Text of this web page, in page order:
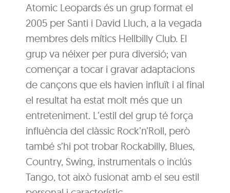
Atomic Leopards és un grup format el
2005 per Santi i David Lluch, a la vegada
membres dels mítics Hellbilly Club. El
grup va néixer per pura diversió; van
començar a tocar i gravar adaptacions
de cançons que els havien influït i al final
el resultat ha estat molt més que un
entreteniment. L’estil del grup té força
influència del clàssic Rock’n’Roll, però
també s’hi pot trobar Rockabilly, Blues,
Country, Swing, instrumentals o inclús
Tango, tot això fusionat amb el seu estil